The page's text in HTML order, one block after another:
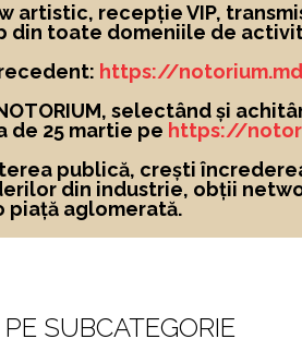
artistic, recepție VIP,
din toate domeniile de
https://
selectând și
de 25 martie pe https://
publică, crești
din industrie, obții
aglomerată.
SUBCATEGORIE